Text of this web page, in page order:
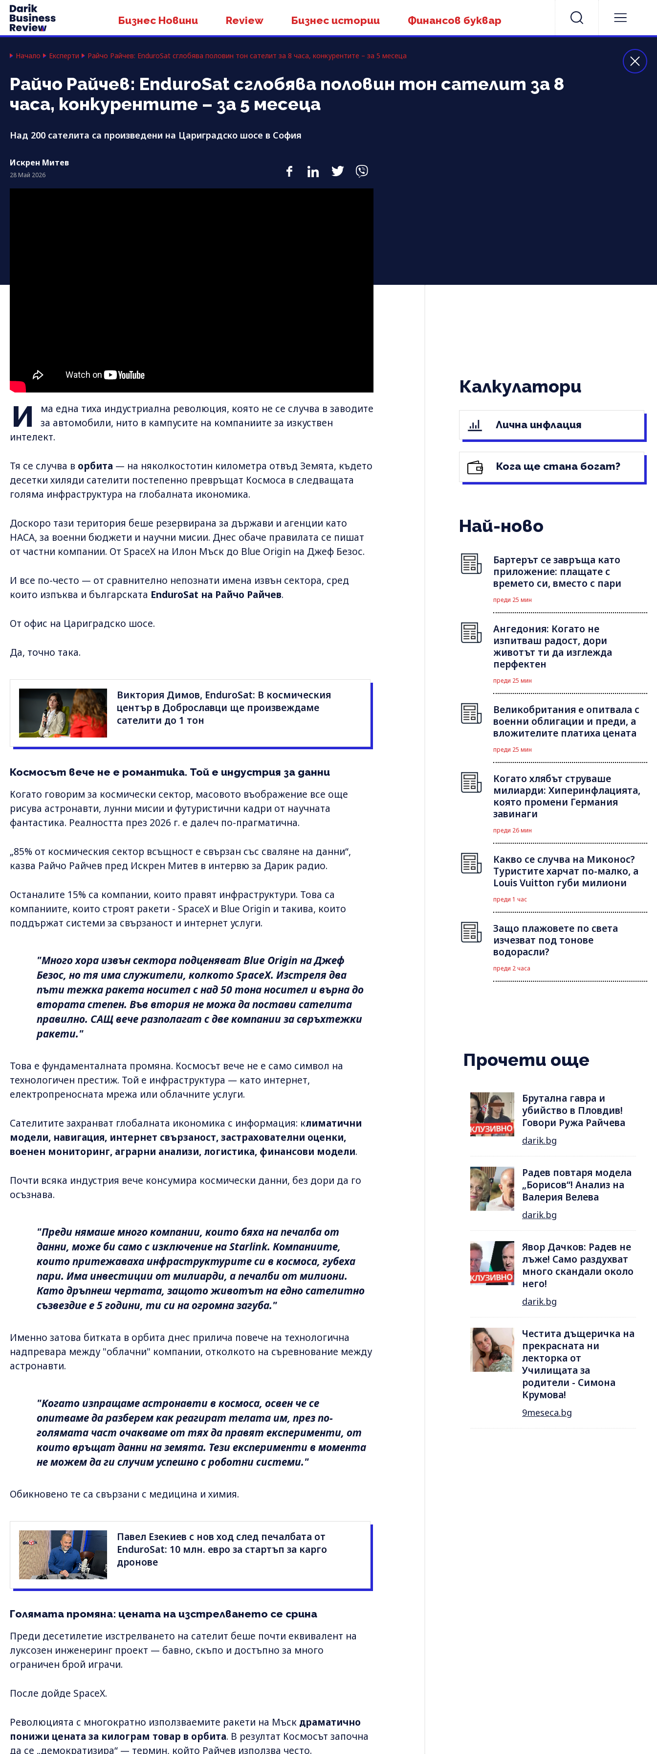
Бизнес Новини Review Бизнес истории Финансов буквар
Начало Експерти Райчо Райчев: EnduroSat сглобява половин тон сателит за 8 часа, конкурентите – за 5 месеца
Райчо Райчев: EnduroSat сглобява половин тон сателит за 8
часа, конкурентите – за 5 месеца
Над 200 сателита са произведени на Цариградско шосе в София
Искрен Митев
28 Май 2026
И
ма една тиха индустриална революция, която не се случва в заводите
за автомобили, нито в кампусите на компаниите за изкуствен
интелект.
Тя се случва в орбита — на няколкостотин километра отвъд Земята, където
десетки хиляди сателити постепенно превръщат Космоса в следващата
голяма инфраструктура на глобалната икономика.
Доскоро тази територия беше резервирана за държави и агенции като
НАСА, за военни бюджети и научни мисии. Днес обаче правилата се пишат
от частни компании. От SpaceX на Илон Мъск до Blue Origin на Джеф Безос.
И все по-често — от сравнително непознати имена извън сектора, сред
които изпъква и българската EnduroSat на Райчо Райчев.
От офис на Цариградско шосе.
Да, точно така.
Виктория Димов, EnduroSat: В космическия
център в Доброславци ще произвеждаме
сателити до 1 тон
Космосът вече не е романтика. Той е индустрия за данни
Когато говорим за космически сектор, масовото въображение все още
рисува астронавти, лунни мисии и футуристични кадри от научната
фантастика. Реалността през 2026 г. е далеч по-прагматична.
„85% от космическия сектор всъщност е свързан със сваляне на данни“,
казва Райчо Райчев пред Искрен Митев в интервю за Дарик радио.
Останалите 15% са компании, които правят инфраструктури. Това са
компаниите, които строят ракети - SpaceX и Blue Origin и такива, които
поддържат системи за свързаност и интернет услуги.
"Много хора извън сектора подценяват Blue Origin на Джеф
Безос, но тя има служители, колкото SpaceX. Изстреля два
пъти тежка ракета носител с над 50 тона носител и върна до
втората степен. Във втория не можа да постави сателита
правилно. САЩ вече разполагат с две компании за свръхтежки
ракети."
Това е фундаменталната промяна. Космосът вече не е само символ на
технологичен престиж. Той е инфраструктура — като интернет,
електропреносната мрежа или облачните услуги.
Сателитите захранват глобалната икономика с информация: климатични
модели, навигация, интернет свързаност, застрахователни оценки,
военен мониторинг, аграрни анализи, логистика, финансови модели.
Почти всяка индустрия вече консумира космически данни, без дори да го
осъзнава.
"Преди нямаше много компании, които бяха на печалба от
данни, може би само с изключение на Starlink. Компаниите,
които притежаваха инфраструктурите си в космоса, губеха
пари. Има инвестиции от милиарди, а печалби от милиони.
Като дръпнеш чертата, защото животът на едно сателитно
съзвездие е 5 години, ти си на огромна загуба."
Именно затова битката в орбита днес прилича повече на технологична
надпревара между "облачни" компании, отколкото на съревнование между
астронавти.
"Когато изпращаме астронавти в космоса, освен че се
опитваме да разберем как реагират телата им, през по-
голямата част очакваме от тях да правят експерименти, от
които връщат данни на земята. Тези експерименти в момента
не можем да ги случим успешно с роботни системи."
Обикновено те са свързани с медицина и химия.
Павел Езекиев с нов ход след печалбата от
EnduroSat: 10 млн. евро за стартъп за карго
дронове
Голямата промяна: цената на изстрелването се срина
Преди десетилетие изстрелването на сателит беше почти еквивалент на
луксозен инженеринг проект — бавно, скъпо и достъпно за много
ограничен брой играчи.
После дойде SpaceX.
Революцията с многократно използваемите ракети на Мъск драматично
понижи цената за килограм товар в орбита. В резултат Космосът започна
да се „демократизира“ — термин, който Райчев използва често.
Калкулатори
Лична инфлация
Кога ще стана богат?
Най-ново
Бартерът се завръща като
приложение: плащате с
времето си, вместо с пари
преди 25 мин
Ангедония: Когато не
изпитваш радост, дори
животът ти да изглежда
перфектен
преди 25 мин
Великобритания е опитвала с
военни облигации и преди, а
вложителите платиха цената
преди 25 мин
Когато хлябът струваше
милиарди: Хиперинфлацията,
която промени Германия
завинаги
преди 26 мин
Какво се случва на Миконос?
Туристите харчат по-малко, а
Louis Vuitton губи милиони
преди 1 час
Защо плажовете по света
изчезват под тонове
водорасли?
преди 2 часа
Прочети още
Брутална гавра и
убийство в Пловдив!
Говори Ружа Райчева
darik.bg
Радев повтаря модела
„Борисов“! Анализ на
Валерия Велева
darik.bg
Явор Дачков: Радев не
лъже! Само раздухват
много скандали около
него!
darik.bg
Честита дъщеричка на
прекрасната ни
лекторка от
Училищата за
родители - Симона
Крумова!
9meseca.bg